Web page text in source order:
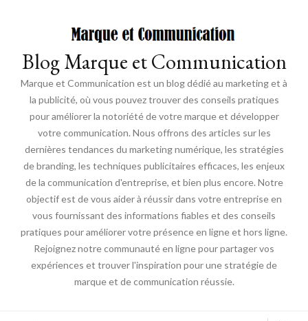
Blog Marque et Communication
Marque et Communication est un blog dédié au marketing et à
la publicité, où vous pouvez trouver des conseils pratiques
pour améliorer la notoriété de votre marque et développer
votre communication. Nous offrons des articles sur les
dernières tendances du marketing numérique, les stratégies
de branding, les techniques publicitaires efficaces, les enjeux
de la communication d'entreprise, et bien plus encore. Notre
objectif est de vous aider à réussir dans votre entreprise en
vous fournissant des informations fiables et des conseils
pratiques pour améliorer votre présence en ligne et hors ligne.
Rejoignez notre communauté en ligne pour partager vos
expériences et trouver l'inspiration pour une stratégie de
marque et de communication réussie.